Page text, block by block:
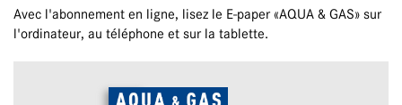
Avec l'abonnement en ligne, lisez le E-paper «AQUA & GAS» sur
l'ordinateur, au téléphone et sur la tablette.